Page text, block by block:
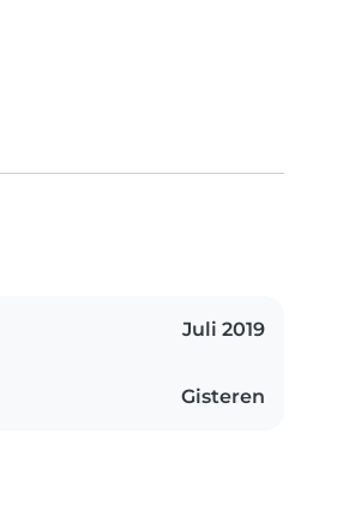
Juli 2019
Gisteren